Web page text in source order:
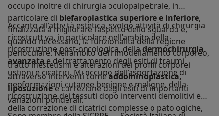
occupo inoltre di chirurgia oculopalpebrale, in
particolare di blefaroplastica superiore e inferiore,
finalizzata a migliorare l’aspetto dello sguardo e,
quando necessario, la funzionalità della regione
perioculare. Nell’ambito del rimodellamento corporeo,
tratto inestetismi e alterazioni dei profili corporei
attraverso interventi comeaddominoplastica,
liposuzionee correzione degli esiti di importanti
variazioni ponderali.
Accanto all’attività estetica, svolgo attività di chirurgia
ricostruttiva, in particolare nell’ambito della
ricostruzione post-oncologica, delladermochirurgia
avanzatae del trattamento degli esiti di traumi,
ustioni e cicatrici. Mi occupo dell’asportazione di
neoformazioni cutanee benigne e maligne, della
ricostruzione dei tessuti dopo interventi demolitivi e
della correzione di cicatrici complesse o patologiche,